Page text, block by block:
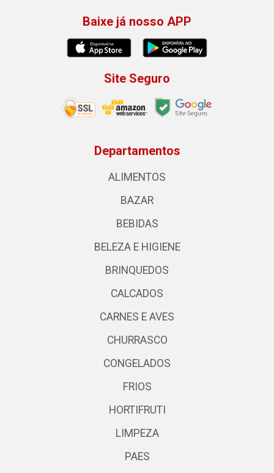
Baixe já nosso APP
Site Seguro
Departamentos
ALIMENTOS
BAZAR
BEBIDAS
BELEZA E HIGIENE
BRINQUEDOS
CALCADOS
CARNES E AVES
CHURRASCO
CONGELADOS
FRIOS
HORTIFRUTI
LIMPEZA
PAES